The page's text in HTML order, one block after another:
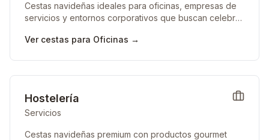
Cestas navideñas ideales para oficinas, empresas de
servicios y entornos corporativos que buscan celebrar
Ver cestas para Oficinas →
Hostelería
Servicios
Cestas navideñas premium con productos gourmet